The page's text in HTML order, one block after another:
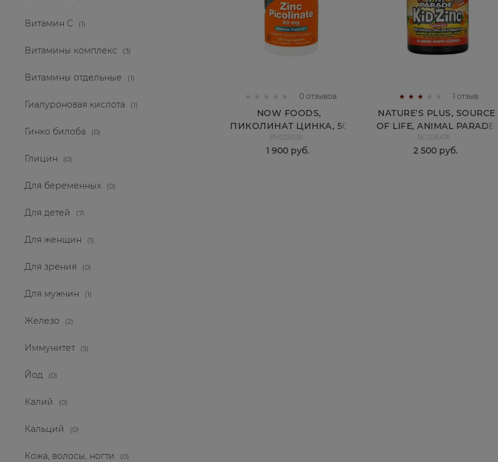
Витамин С (1)
Витамины комплекс (3)
Витамины отдельные (1)
Гиалуроновая кислота (1)
Гинко билоба (0)
Глицин (0)
Для беременных (0)
Для детей (7)
Для женщин (1)
Для зрения (0)
Для мужчин (1)
Железо (2)
Иммунитет (5)
Йод (0)
Калий (0)
Кальций (0)
Кожа, волосы, ногти (0)
0 отзывов
NOW FOODS,
ПИКОЛИНАТ ЦИНКА, 50
МГ, 120 РАСТИТЕЛЬНЫХ
КАПСУЛ
BV025038
1 900 руб.
1 отзыв
NATURE'S PLUS, SOURCE
OF LIFE, ANIMAL PARADE,
ПАСТИЛКИ KID ZINC,
ВКУС НАТУРАЛЬНОГО
BC026476
2 500 руб.